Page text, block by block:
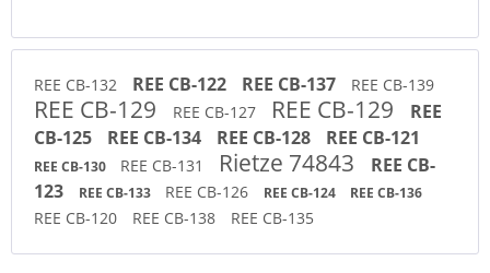
REE CB-132 REE CB-122 REE CB-137 REE CB-139
REE CB-129 REE CB-127 REE CB-129
REE
CB-125
REE CB-134 REE CB-128 REE CB-121
REE CB-130 REE CB-131 Rietze 74843
REE CB-
123
REE CB-133 REE CB-126 REE CB-124 REE CB-136
REE CB-120 REE CB-138 REE CB-135